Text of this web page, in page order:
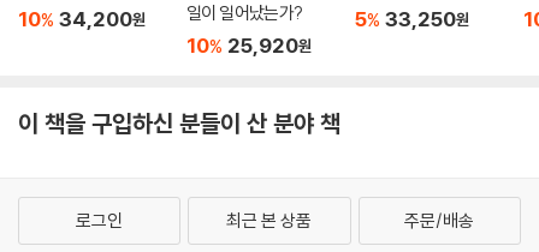
10% 34,200원
일이 일어났는가?
10% 25,920원
5% 33,250원
이 책을 구입하신 분들이 산 분야 책
로그인 최근 본 상품 주문/배송